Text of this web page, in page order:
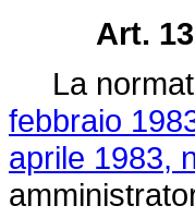
Art.
La
febbraio
aprile 1983,